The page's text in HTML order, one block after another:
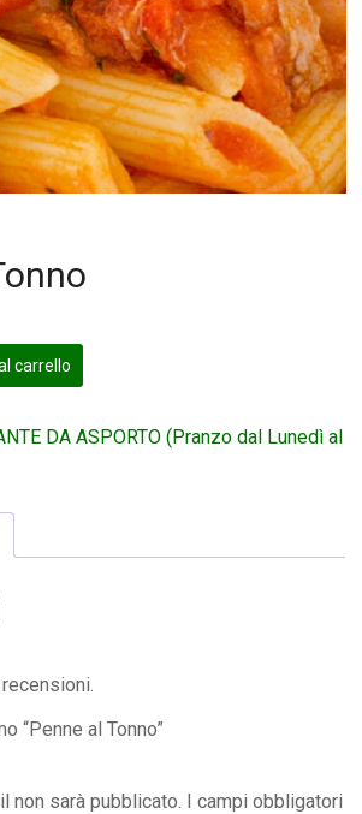
carrello
DA ASPORTO (Pranzo dal Lunedì al
“Penne al Tonno”
non sarà pubblicato.
I campi obbligatori